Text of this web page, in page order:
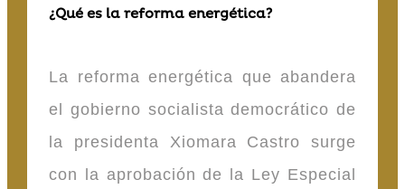
¿Qué es la reforma energética?
La reforma energética que abandera
el gobierno socialista democrático de
la presidenta Xiomara Castro surge
con la aprobación de la Ley Especial